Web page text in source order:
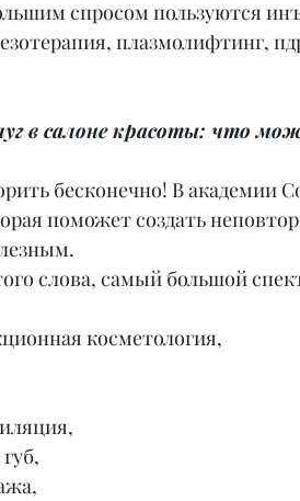
спросом пользуются
плазмолифтинг,
в салоне красоты: что
бесконечно! В академии
поможет создать
слова, самый большой
косметология,